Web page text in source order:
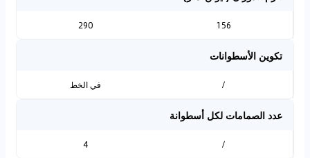
156
290
تكوين الأسطوانات
/ في الخط
عدد الصمامات لكل أسطوانة
/
4